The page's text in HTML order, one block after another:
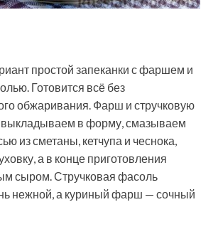
простой запеканки с фаршем и
Готовится всё без
обжаривания. Фарш и стручковую
в форму, смазываем
из сметаны, кетчупа и чеснока,
а в конце приготовления
сыром. Стручковая фасоль
нежной, а куриный фарш — сочный